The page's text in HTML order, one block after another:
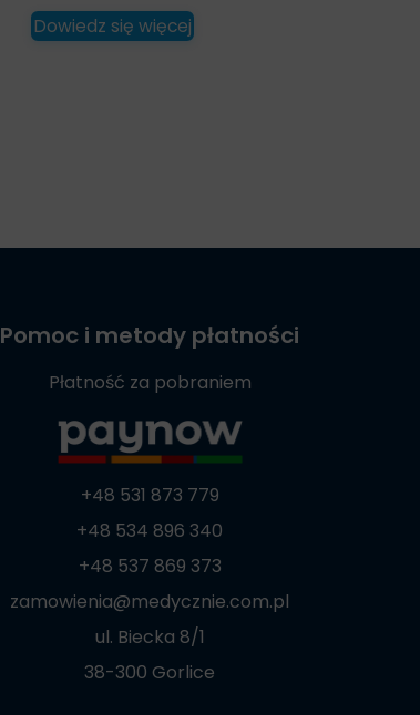
Dowiedz się więcej
Pomoc i metody płatności
Płatność za pobraniem
+48 531 873 779
+48 534 896 340
+48 537 869 373
zamowienia@medycznie.com.pl
ul. Biecka 8/1
38-300 Gorlice